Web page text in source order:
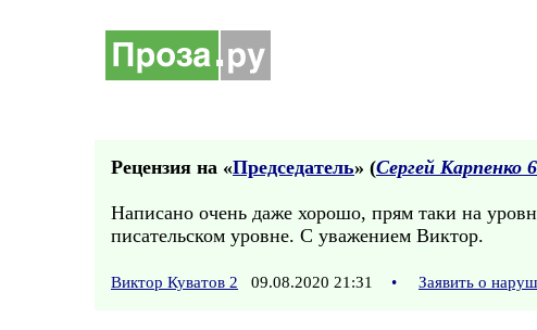
Рецензия на «Председатель» (Сергей Карпенко
Написано очень даже хорошо, прям таки на
писательском уровне. С уважением Виктор.
Виктор Куватов 2 09.08.2020 21:31 • Заявить о